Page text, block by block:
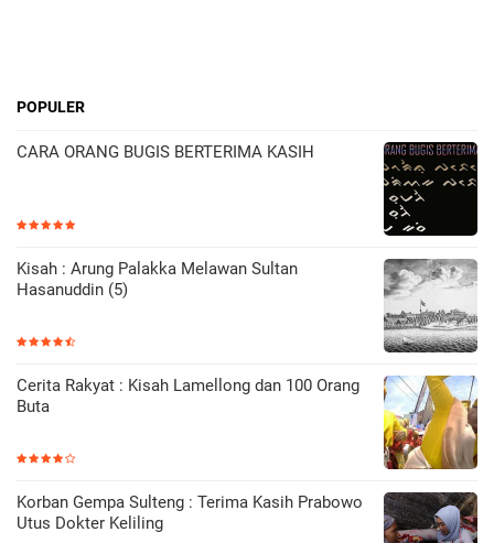
POPULER
CARA ORANG BUGIS BERTERIMA KASIH
Kisah : Arung Palakka Melawan Sultan
Hasanuddin (5)
Cerita Rakyat : Kisah Lamellong dan 100 Orang
Buta
Korban Gempa Sulteng : Terima Kasih Prabowo
Utus Dokter Keliling